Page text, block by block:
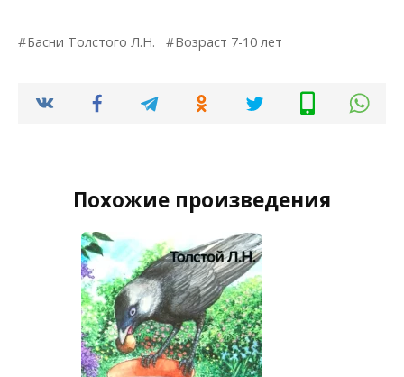
Басни Толстого Л.Н. Возраст 7-10 лет
Похожие произведения